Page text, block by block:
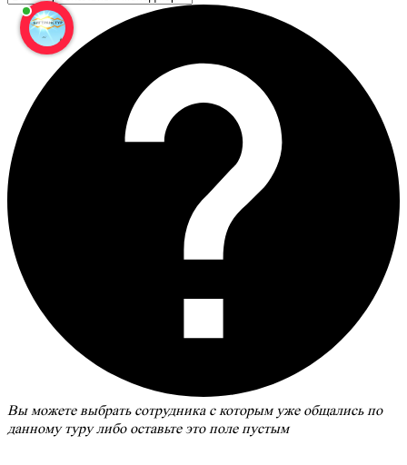
Вы можете выбрать сотрудника с которым уже общались по
данному туру либо оставьте это поле пустым